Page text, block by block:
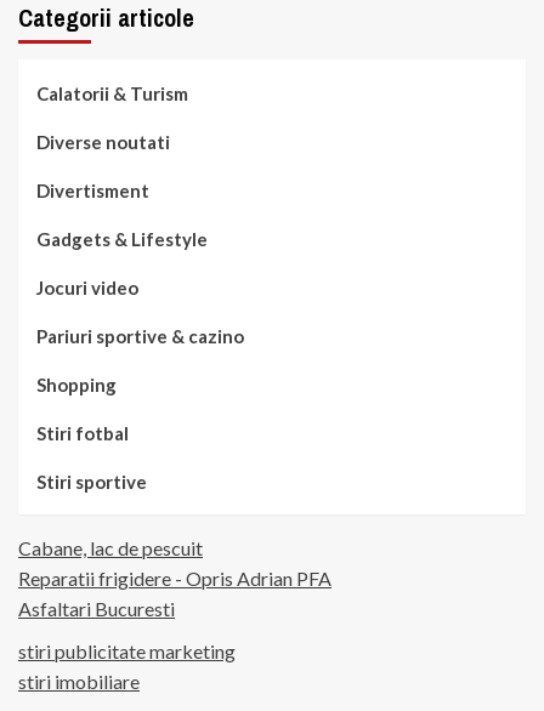
Categorii articole
Calatorii & Turism
Diverse noutati
Divertisment
Gadgets & Lifestyle
Jocuri video
Pariuri sportive & cazino
Shopping
Stiri fotbal
Stiri sportive
Cabane, lac de pescuit
Reparatii frigidere - Opris Adrian PFA
Asfaltari Bucuresti
stiri publicitate marketing
stiri imobiliare